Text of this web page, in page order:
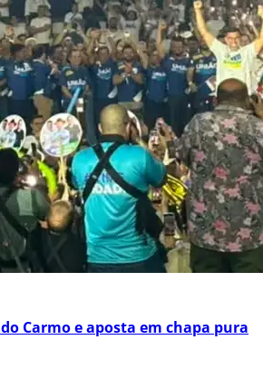
Carmo e aposta em chapa pura